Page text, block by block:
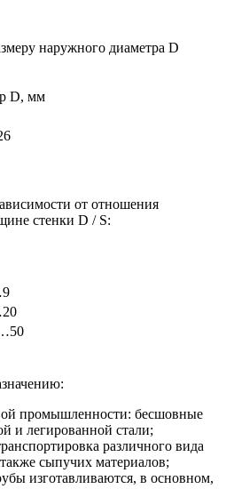
наружного диаметра D
D, мм
от отношения
стенки D / S:
промышленности: бесшовные
и легированной стали;
различного вида
сыпучих материалов;
изготавливаются, в основном,